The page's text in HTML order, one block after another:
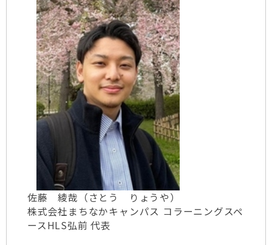
佐藤 綾哉（さとう りょうや）
株式会社まちなかキャンパス コラーニングスペ
ースHLS弘前 代表